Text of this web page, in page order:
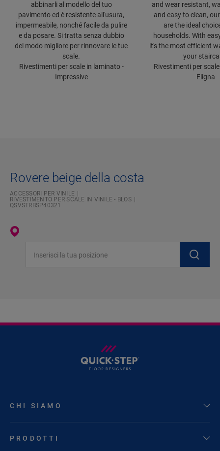
abbinarli al modello del tuo
pavimento ed è resistente all'usura,
impermeabile, nonché facile da pulire
e da posare. Si tratta senza dubbio
del modo migliore per rinnovare le tue
scale.
Rivestimenti per scale in laminato -
Impressive
and wear resistant,
and easy to clean,
are the ideal
households. With
it's the most efficient
your
Rivestimenti per
Eligna
Rovere beige della costa
ACCESSORI PER VINILE
RIVESTIMENTO PER SCALE IN VINILE - BLOS
QSVSTRBSP40321
CHI SIAMO
PRODOTTI